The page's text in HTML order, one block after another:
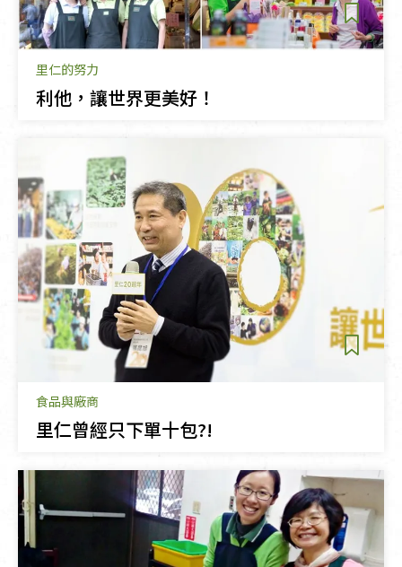
里仁的努力
利他，讓世界更美好！
食品與廠商
里仁曾經只下單十包?!